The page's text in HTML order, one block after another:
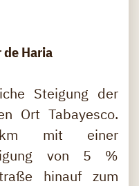
de Haria
Steigung der
Ort Tabayesco.
mit einer
von 5 %
hinauf zum